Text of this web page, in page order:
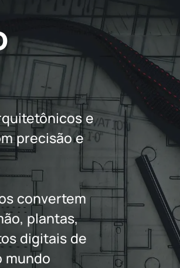
e
precisão e
convertem
plantas,
digitais de
mundo